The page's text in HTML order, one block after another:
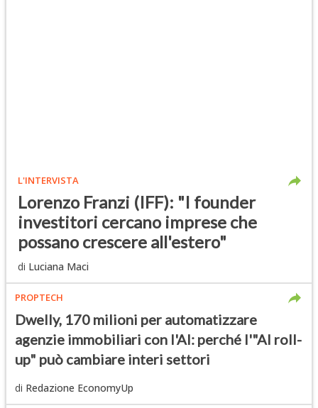
L'INTERVISTA
Lorenzo Franzi (IFF): "I founder
investitori cercano imprese che
possano crescere all'estero"
di Luciana Maci
PROPTECH
Dwelly, 170 milioni per automatizzare
agenzie immobiliari con l'AI: perché l'"AI roll-
up" può cambiare interi settori
di Redazione EconomyUp